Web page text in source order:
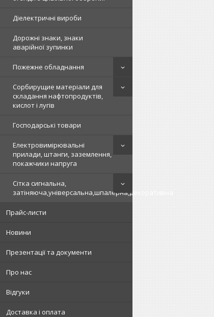
Діелектричні вироби
Дорожні знаки, знаки
аварійної зупинки
Пожежне обладнання
Сорбирущие матеріали для
складання нафтопродуктів,
кислот і лугів
Господарські товари
Електровимірювальні
прилади, штанги, заземлення,
покажчики напруга
Сітка сигнальна,
затіняюча,універсальна,шпалерна,декоративна
Прайс-листи
Новини
Презентації та документи
Про нас
Відгуки
Доставка і оплата